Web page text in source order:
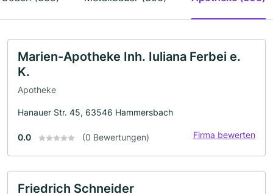
Marien-Apotheke Inh. Iuliana Ferbei e.
K.
Apotheke
Hanauer Str. 45, 63546 Hammersbach
0.0 (0 Bewertungen) Firma bewerten
Friedrich Schneider